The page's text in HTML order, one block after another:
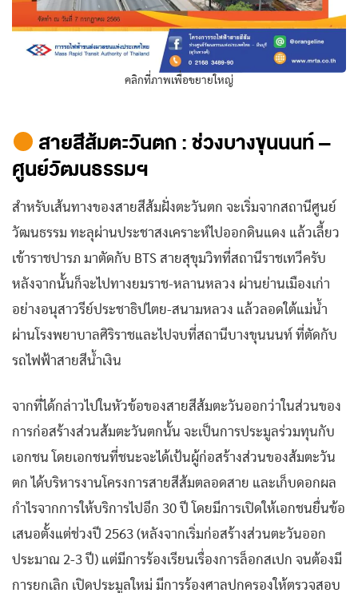
คลิกที่ภาพเพื่อขยายใหญ่
สายสีส้มตะวันตก : ช่วงบางขุนนนท์ –
ศูนย์วัฒนธรรมฯ
สำหรับเส้นทางของสายสีส้มฝั่งตะวันตก จะเริ่มจากสถานีศูนย์
วัฒนธรรม ทะลุผ่านประชาสงเคราะห์ไปออกดินแดง แล้วเลี้ยว
เข้าราชปารภ มาตัดกับ BTS สายสุขุมวิทที่สถานีราชเทวีครับ
หลังจากนั้นก็จะไปทางยมราช-หลานหลวง ผ่านย่านเมืองเก่า
อย่างอนุสาวรีย์ประชาธิปไตย-สนามหลวง แล้วลอดใต้แม่น้ำ
ผ่านโรงพยาบาลศิริราชและไปจบที่สถานีบางขุนนนท์ ที่ตัดกับ
รถไฟฟ้าสายสีน้ำเงิน
จากที่ได้กล่าวไปในหัวข้อของสายสีส้มตะวันออกว่าในส่วนของ
การก่อสร้างส่วนส้มตะวันตกนั้น จะเป็นการประมูลร่วมทุนกับ
เอกชน โดยเอกชนที่ชนะจะได้เป้นผู้ก่อสร้างส่วนของส้มตะวัน
ตก ได้บริหารงานโครงการสายสีส้มตลอดสาย และเก็บดอกผล
กำไรจากการให้บริการไปอีก 30 ปี โดยมีการเปิดให้เอกชนยื่นข้อ
เสนอตั้งแต่ช่วงปี 2563 (หลังจากเริ่มก่อสร้างส่วนตะวันออก
ประมาณ 2-3 ปี) แต่มีการร้องเรียนเรื่องการล็อกสเปก จนต้องมี
การยกเลิก เปิดประมูลใหม่ มีการร้องศาลปกครองให้ตรวจสอบ